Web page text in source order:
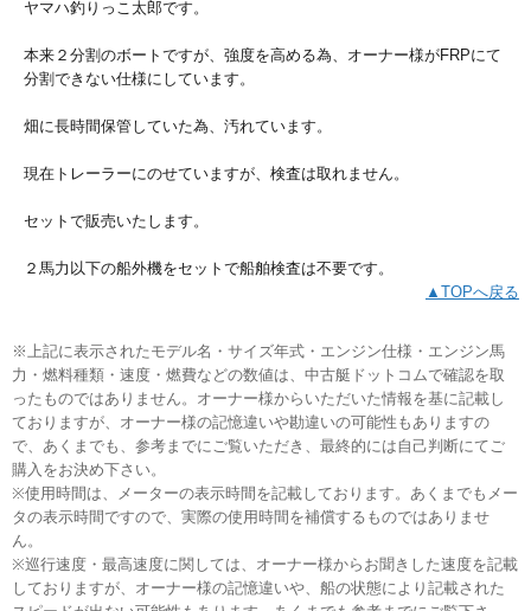
ヤマハ釣りっこ太郎です。
本来２分割のボートですが、強度を高める為、オーナー様がFRPにて
分割できない仕様にしています。
畑に長時間保管していた為、汚れています。
現在トレーラーにのせていますが、検査は取れません。
セットで販売いたします。
２馬力以下の船外機をセットで船舶検査は不要です。
▲TOPへ戻る
※上記に表示されたモデル名・サイズ年式・エンジン仕様・エンジン馬
力・燃料種類・速度・燃費などの数値は、中古艇ドットコムで確認を取
ったものではありません。オーナー様からいただいた情報を基に記載し
ておりますが、オーナー様の記憶違いや勘違いの可能性もありますの
で、あくまでも、参考までにご覧いただき、最終的には自己判断にてご
購入をお決め下さい。
※使用時間は、メーターの表示時間を記載しております。あくまでもメー
タの表示時間ですので、実際の使用時間を補償するものではありませ
ん。
※巡行速度・最高速度に関しては、オーナー様からお聞きした速度を記載
しておりますが、オーナー様の記憶違いや、船の状態により記載された